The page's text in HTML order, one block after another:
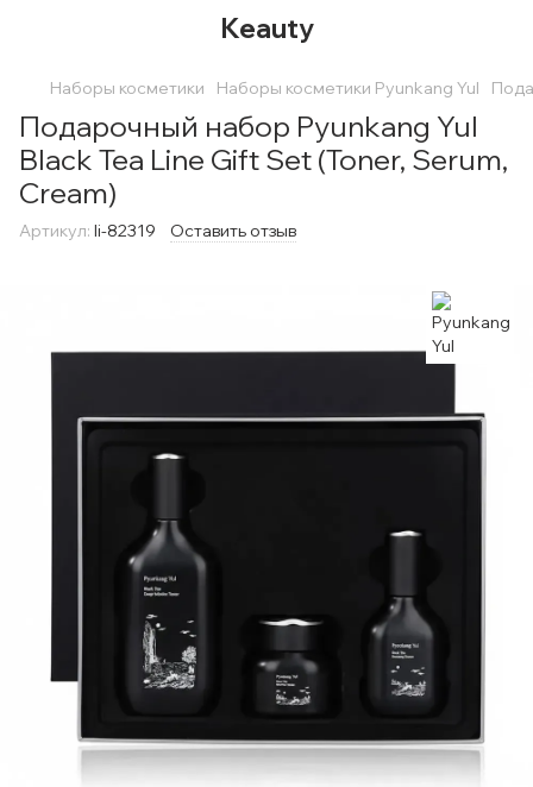
Keauty
Наборы косметики Наборы косметики Pyunkang Yul
Подарочный набор Pyunkang Yul
Black Tea Line Gift Set (Toner, Serum,
Cream)
Артикул: li-82319 Оставить отзыв